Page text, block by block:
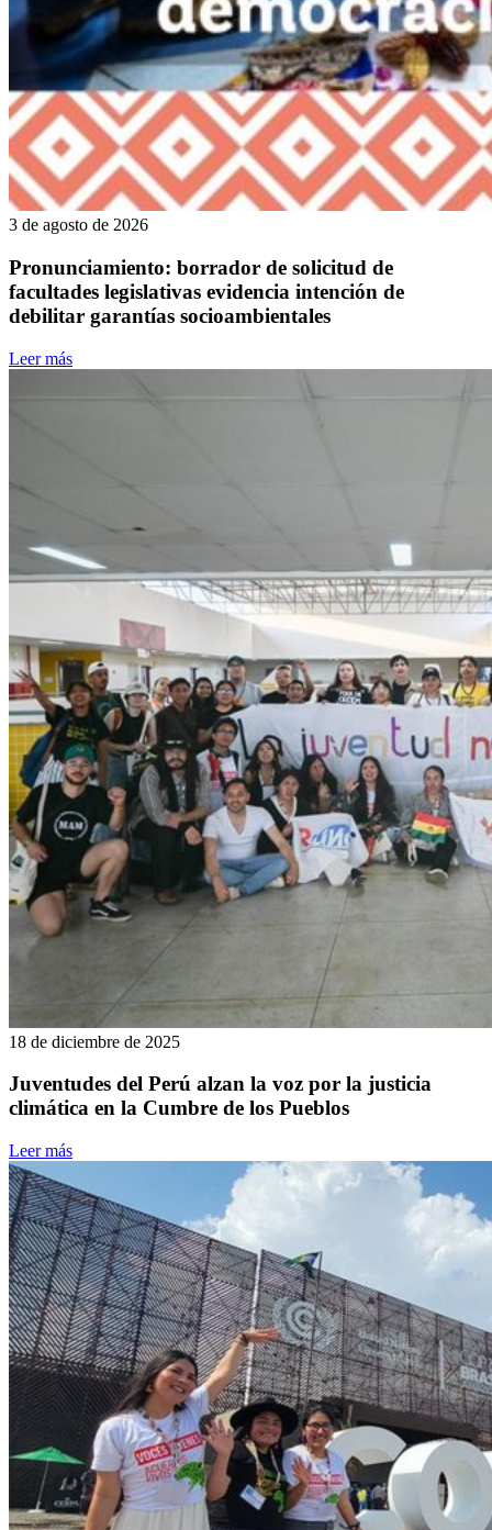
3 de agosto de 2026
Pronunciamiento: borrador de solicitud de
facultades legislativas evidencia intención de
debilitar garantías socioambientales
Leer más
18 de diciembre de 2025
Juventudes del Perú alzan la voz por la justicia
climática en la Cumbre de los Pueblos
Leer más